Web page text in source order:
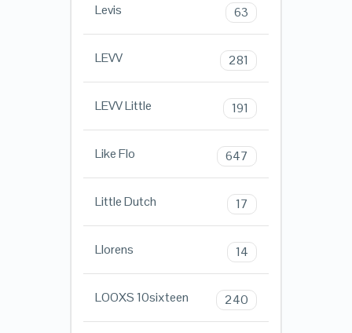
Levis 63
LEVV 281
LEVV Little 191
Like Flo 647
Little Dutch 17
Llorens 14
LOOXS 10sixteen 240